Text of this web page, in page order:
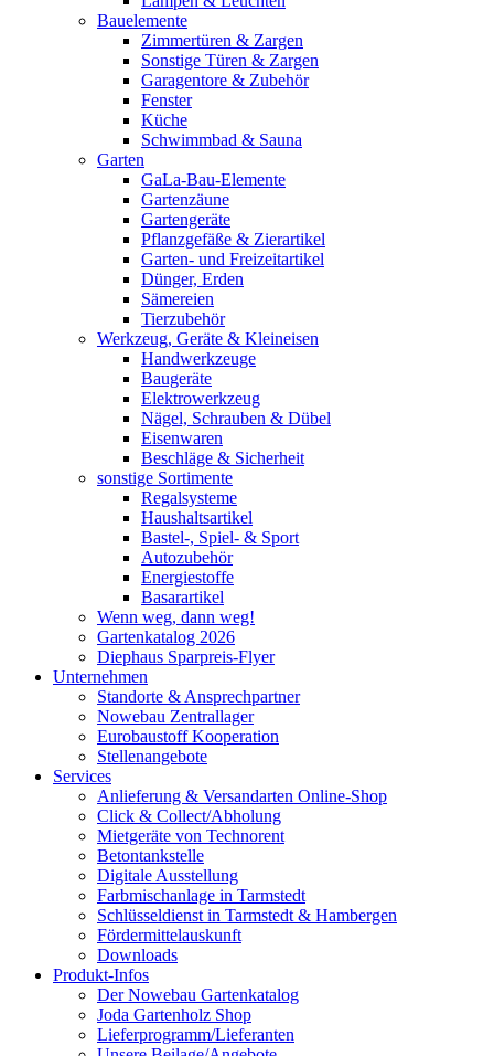
Bauelemente
Zimmertüren & Zargen
Sonstige Türen & Zargen
Garagentore & Zubehör
Fenster
Küche
Schwimmbad & Sauna
Garten
GaLa-Bau-Elemente
Gartenzäune
Gartengeräte
Pflanzgefäße & Zierartikel
Garten- und Freizeitartikel
Dünger, Erden
Sämereien
Tierzubehör
Werkzeug, Geräte & Kleineisen
Handwerkzeuge
Baugeräte
Elektrowerkzeug
Nägel, Schrauben & Dübel
Eisenwaren
Beschläge & Sicherheit
sonstige Sortimente
Regalsysteme
Haushaltsartikel
Bastel-, Spiel- & Sport
Autozubehör
Energiestoffe
Basarartikel
Wenn weg, dann weg!
Gartenkatalog 2026
Diephaus Sparpreis-Flyer
Unternehmen
Standorte & Ansprechpartner
Nowebau Zentrallager
Eurobaustoff Kooperation
Stellenangebote
Services
Anlieferung & Versandarten Online-Shop
Click & Collect/Abholung
Mietgeräte von Technorent
Betontankstelle
Digitale Ausstellung
Farbmischanlage in Tarmstedt
Schlüsseldienst in Tarmstedt & Hambergen
Fördermittelauskunft
Downloads
Produkt-Infos
Der Nowebau Gartenkatalog
Joda Gartenholz Shop
Lieferprogramm/Lieferanten